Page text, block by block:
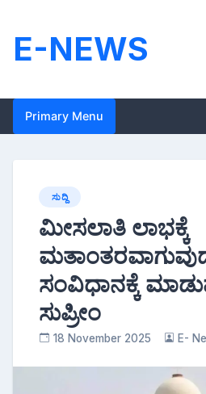
content
E-NEWS
Primary Menu
ಸುದ್ದಿ
ಮೀಸಲಾತಿ ಲಾಭಕ್ಕೆ
ಸಂವಿಧಾನಕ್ಕೆ
ಸುಪ್ರೀಂ
18 November 2025 E-